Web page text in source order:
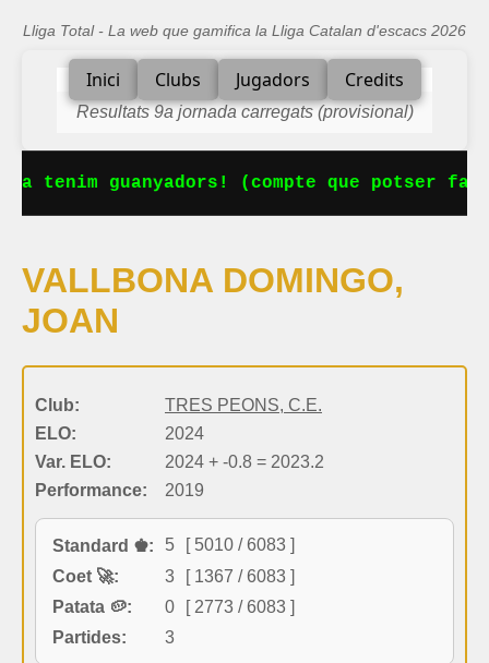
Lliga Total - La web que gamifica la Lliga Catalan d'escacs 2026
Inici Clubs Jugadors Credits
Resultats 9a jornada carregats (provisional)
tenim guanyadors! (compte que potser
VALLBONA DOMINGO,
JOAN
Club:
TRES PEONS, C.E.
ELO:
2024
Var. ELO:
2024 + -0.8 = 2023.2
Performance:
2019
Standard ♚: 5
[ 5010 / 6083 ]
Coet 🚀:
3
[ 1367 / 6083 ]
Patata 🥔:
0
[ 2773 / 6083 ]
Partides:
3